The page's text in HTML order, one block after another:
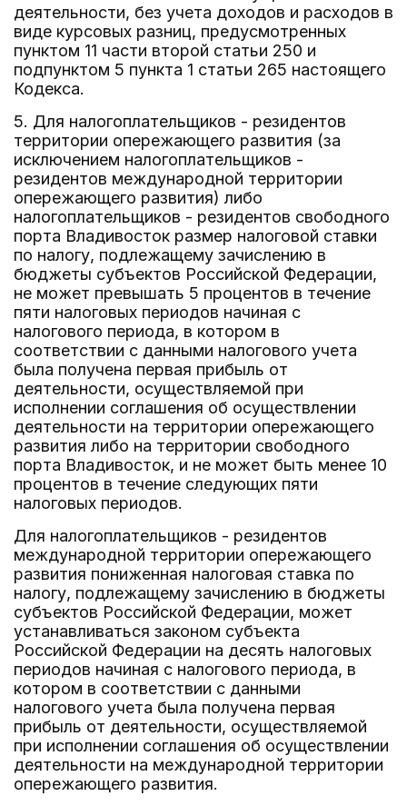
деятельности, без учета доходов и расходов в
виде курсовых разниц, предусмотренных
пунктом 11 части второй статьи 250 и
подпунктом 5 пункта 1 статьи 265 настоящего
Кодекса.
5. Для налогоплательщиков - резидентов
территории опережающего развития (за
исключением налогоплательщиков -
резидентов международной территории
опережающего развития) либо
налогоплательщиков - резидентов свободного
порта Владивосток размер налоговой ставки
по налогу, подлежащему зачислению в
бюджеты субъектов Российской Федерации,
не может превышать 5 процентов в течение
пяти налоговых периодов начиная с
налогового периода, в котором в
соответствии с данными налогового учета
была получена первая прибыль от
деятельности, осуществляемой при
исполнении соглашения об осуществлении
деятельности на территории опережающего
развития либо на территории свободного
порта Владивосток, и не может быть менее 10
процентов в течение следующих пяти
налоговых периодов.
Для налогоплательщиков - резидентов
международной территории опережающего
развития пониженная налоговая ставка по
налогу, подлежащему зачислению в бюджеты
субъектов Российской Федерации, может
устанавливаться законом субъекта
Российской Федерации на десять налоговых
периодов начиная с налогового периода, в
котором в соответствии с данными
налогового учета была получена первая
прибыль от деятельности, осуществляемой
при исполнении соглашения об осуществлении
деятельности на международной территории
опережающего развития.